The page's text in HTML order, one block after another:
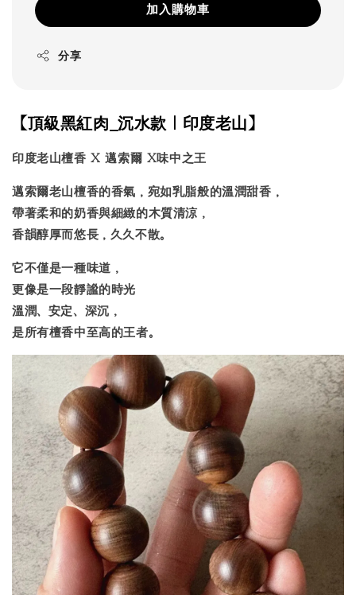
加入購物車
分享
【頂級黑紅肉_沉水款｜印度老山】
印度老山檀香 X 邁索爾 X味中之王
邁索爾老山檀香的香氣，宛如乳脂般的溫潤甜香，
帶著柔和的奶香與細緻的木質清涼，
香韻醇厚而悠長，久久不散。
它不僅是一種味道，
更像是一段靜謐的時光
溫潤、安定、深沉，
是所有檀香中至高的王者。